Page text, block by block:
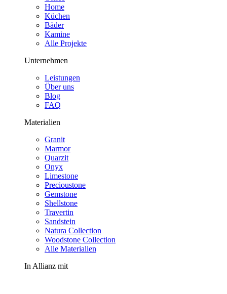
Home
Küchen
Bäder
Kamine
Alle Projekte
Unternehmen
Leistungen
Über uns
Blog
FAQ
Materialien
Granit
Marmor
Quarzit
Onyx
Limestone
Precioustone
Gemstone
Shellstone
Travertin
Sandstein
Natura Collection
Woodstone Collection
Alle Materialien
In Allianz mit